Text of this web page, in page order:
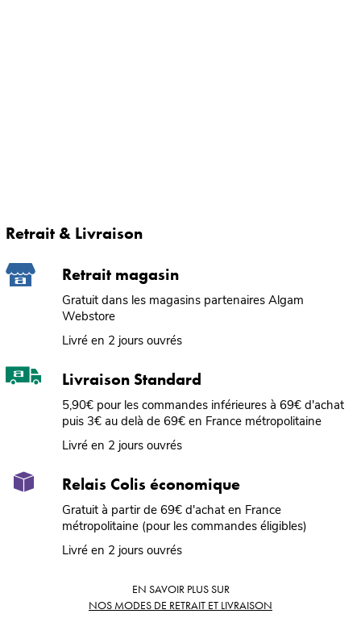
Retrait & Livraison
Retrait magasin
Gratuit dans les magasins partenaires Algam
Webstore
Livré en 2 jours ouvrés
Livraison Standard
5,90€ pour les commandes inférieures à 69€ d'achat
puis 3€ au delà de 69€ en France métropolitaine
Livré en 2 jours ouvrés
Relais Colis économique
Gratuit à partir de 69€ d'achat en France
métropolitaine (pour les commandes éligibles)
Livré en 2 jours ouvrés
EN SAVOIR PLUS SUR
NOS MODES DE RETRAIT ET LIVRAISON